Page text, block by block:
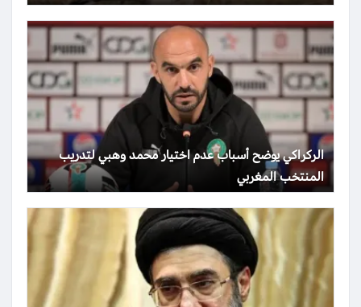
الركراكي يوضح أسباب عدم اختيار محمد وهبي لتدريب
المنتخب المغربي